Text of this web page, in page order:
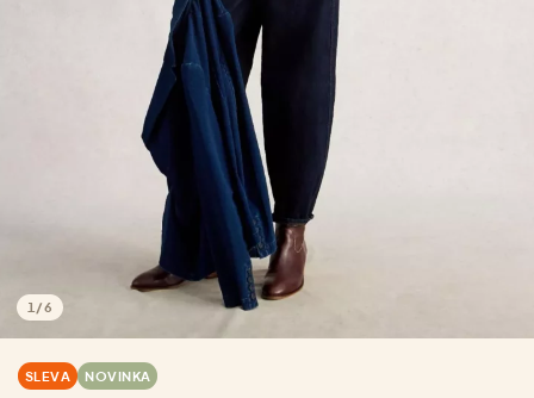
1 /6
SLEVA NOVINKA